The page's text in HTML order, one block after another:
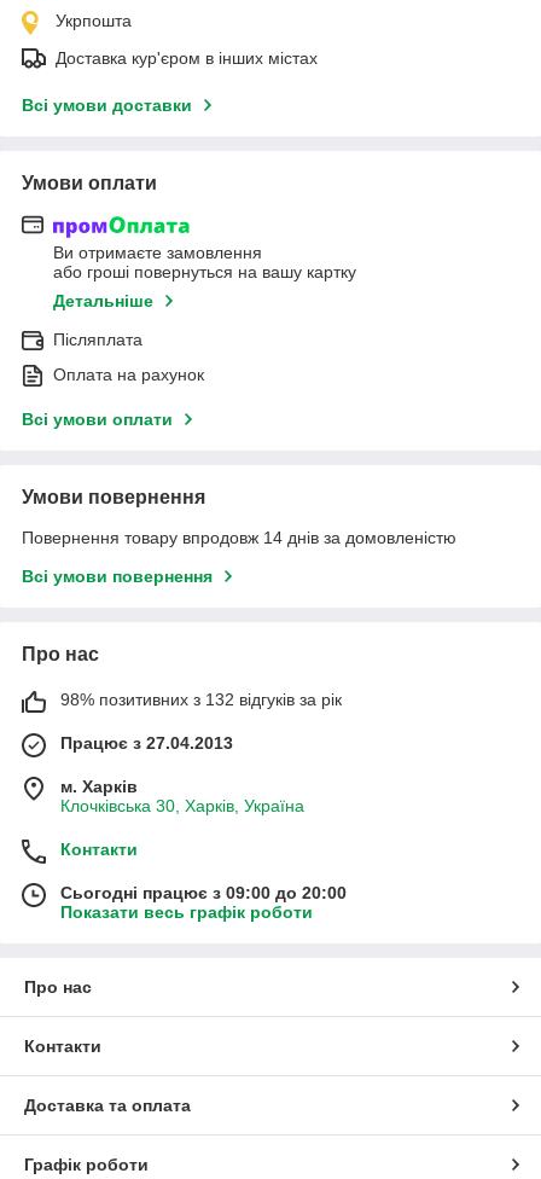
Укрпошта
Доставка кур'єром в інших містах
Всі умови доставки
Умови оплати
Ви отримаєте замовлення
або гроші повернуться на вашу картку
Детальніше
Післяплата
Оплата на рахунок
Всі умови оплати
Умови повернення
Повернення товару впродовж 14 днів за домовленістю
Всі умови повернення
Про нас
98% позитивних з 132 відгуків за рік
Працює з 27.04.2013
м. Харків
Клочківська 30, Харків, Україна
Контакти
Сьогодні працює з 09:00 до 20:00
Показати весь графік роботи
Про нас
Контакти
Доставка та оплата
Графік роботи